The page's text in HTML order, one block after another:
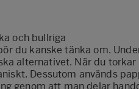
och bullriga
du kanske tänka om.
alternativet. När du torkar
Dessutom används
genom att man delar